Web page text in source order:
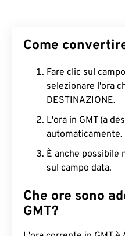
Come
Fare clic sul
selezionare l'ora
DESTINAZIONE.
L'ora in GMT (a
automaticamente.
È anche possibile
sul campo data.
Che ore sono
GMT?